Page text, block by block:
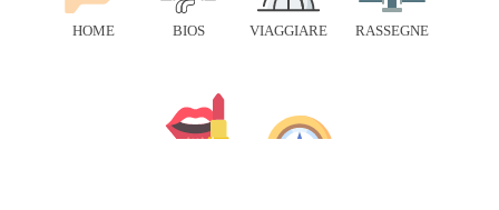
HOME BIOS VIAGGIARE RASSEGNE